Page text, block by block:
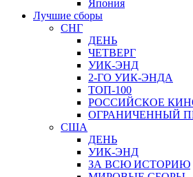
Япония
Лучшие сборы
СНГ
ДЕНЬ
ЧЕТВЕРГ
УИК-ЭНД
2-ГО УИК-ЭНДА
ТОП-100
РОССИЙСКОЕ
ОГРАНИЧЕННЫЙ
США
ДЕНЬ
УИК-ЭНД
ЗА ВСЮ ИСТОРИЮ